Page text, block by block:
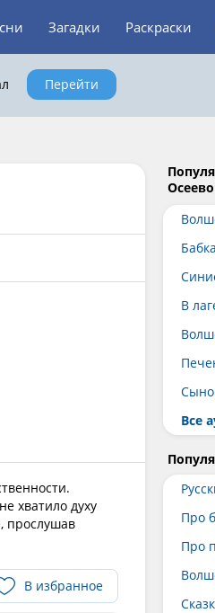
Загадки Раскраски
Перейти
хватило духу
прослушав
В избранное
Бабка
В
Все
Про
Про